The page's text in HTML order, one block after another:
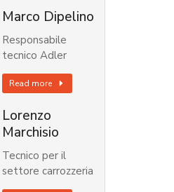
Marco Dipelino
Responsabile
tecnico Adler
Read more
Lorenzo
Marchisio
Tecnico per il
settore carrozzeria